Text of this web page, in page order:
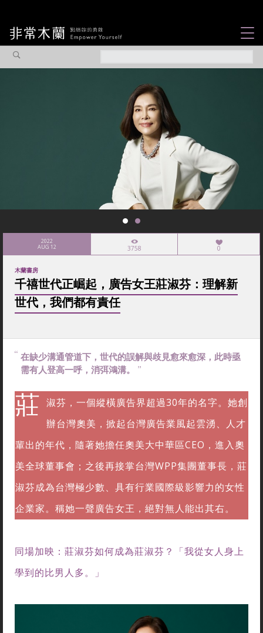
焦點企劃
社會企業
認識我們
2022
AUG 12 3758 0
木蘭書房
千禧世代正崛起，廣告女王莊淑芬：理解新
世代，我們都有責任
在缺少溝通管道下，世代的誤解與歧見愈來愈深，此時亟
需有人登高一呼，消弭鴻溝。
莊 淑芬，一個縱橫廣告界超過30年的名字。她創
辦台灣奧美，掀起台灣廣告業風起雲湧、人才
輩出的年代，隨著她擔任奧美大中華區CEO，進入奧
美全球董事會；之後再接掌台灣WPP集團董事長，莊
淑芬成為台灣極少數、具有行業國際級影響力的女性
企業家。稱她一聲廣告女王，絕對無人能出其右。
同場加映：莊淑芬如何成為莊淑芬？「我從女人身上
學到的比男人多。」